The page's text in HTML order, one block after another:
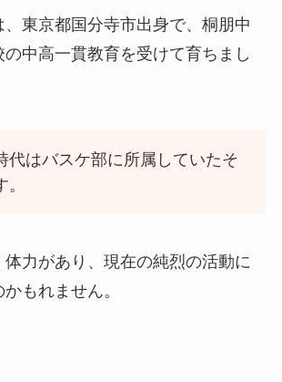
東京都国分寺市出身で、桐朋中
中高一貫教育を受けて育ちまし
代はバスケ部に所属していたそ
力があり、現在の純烈の活動に
もれません。